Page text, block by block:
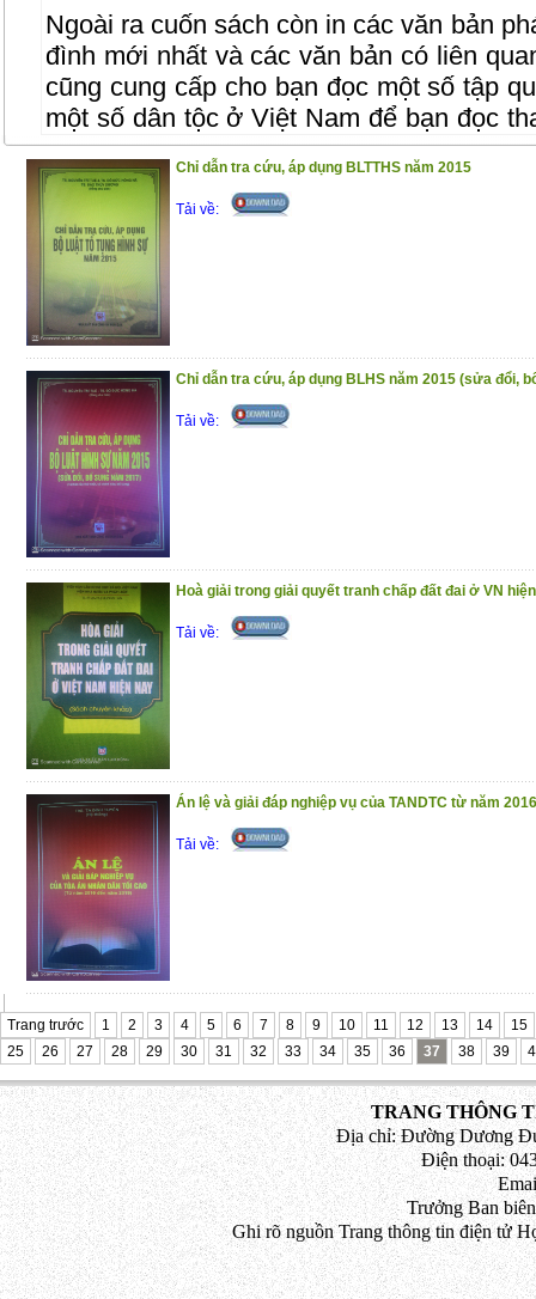
Ngoài ra cuốn sách còn in các văn bản
đình mới nhất và các văn bản có liên
cũng cung cấp cho bạn đọc một số tập
một số dân tộc ở Việt Nam để bạn đọc
công việc, chuyên môn.
Trân trọng giới thiệu đến bạn đọc !
(7/1/2021)
Chỉ dẫn tra cứu, áp dụng BLTTHS năm 2015
Tải về:
Chỉ dẫn tra cứu, áp dụng BLHS năm 2015 (sửa đổi,
Tải về:
Hoà giải trong giải quyết tranh chấp đất đai ở VN
Tải về:
Án lệ và giải đáp nghiệp vụ của TANDTC từ năm
Tải về:
Trang trước 1 2 3 4 5 6 7 8 9 10 11 12 13 14
15
25
26 27 28 29 30 31 32 33 34 35 36 37 38 39
TRANG THÔNG
Địa chỉ: Đường Dương
Điện thoại:
Trưởng Ban
Ghi rõ nguồn Trang thông tin điện tử